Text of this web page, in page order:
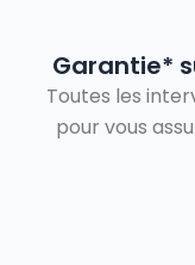
Garantie*
Toutes les
pour vous